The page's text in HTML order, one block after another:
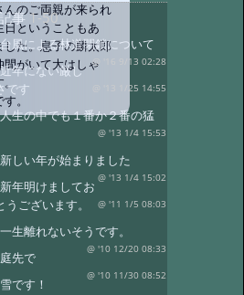
のご両親が来られ
ということもあ
た。息子の麟太郎
がいて大はしゃ
。
。
事1-50
台風による林道閉鎖について
@ '16 9/13 02:28
近年にない厳し
です
@ '13 1/25 14:55
人生の中でも１番か２番の猛
@ '13 1/4 15:53
新しい年が始まりました
@ '13 1/4 15:02
新年明けましてお
うございます。
@ '11 1/5 08:03
一生離れないそうです。
@ '10 12/20 08:33
庭先で
@ '10 11/30 08:52
雪です！